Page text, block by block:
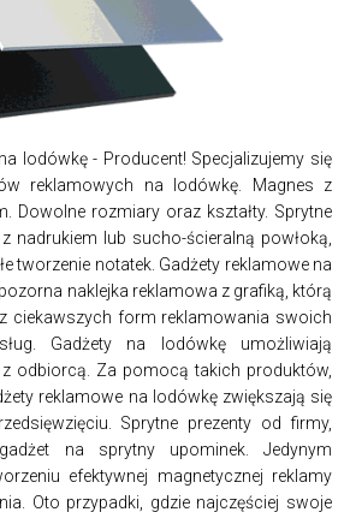
lodówkę - Producent! Specjalizujemy się
reklamowych na lodówkę. Magnes z
Dowolne rozmiary oraz kształty. Sprytne
nadrukiem lub sucho-ścieralną powłoką,
tworzenie notatek. Gadżety reklamowe na
naklejka reklamowa z grafiką, którą
ciekawszych form reklamowania swoich
Gadżety na lodówkę umożliwiają
odbiorcą. Za pomocą takich produktów,
reklamowe na lodówkę zwiększają się
Sprytne prezenty od firmy,
na sprytny upominek. Jedynym
efektywnej magnetycznej reklamy
Oto przypadki, gdzie najczęściej swoje